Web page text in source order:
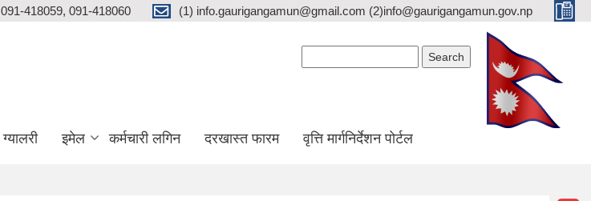
091-418059, 091-418060 (1) info.gaurigangamun@gmail.com (2)info@gaurigangamun.gov.np
ग्यालरी इमेल कर्मचारी लगिन दरखास्त फारम वृत्ति मार्गनिर्देशन पोर्टल